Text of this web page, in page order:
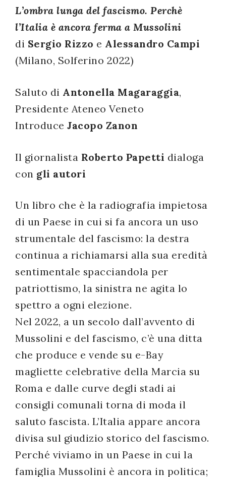
L’ombra lunga del fascismo. Perchè
l’Italia è ancora ferma a Mussolini
di Sergio Rizzo e Alessandro Campi
(Milano, Solferino 2022)
Saluto di Antonella Magaraggia,
Presidente Ateneo Veneto
Introduce Jacopo Zanon
Il giornalista Roberto Papetti dialoga
con gli autori
Un libro che è la radiografia impietosa
di un Paese in cui si fa ancora un uso
strumentale del fascismo: la destra
continua a richiamarsi alla sua eredità
sentimentale spacciandola per
patriottismo, la sinistra ne agita lo
spettro a ogni elezione.
Nel 2022, a un secolo dall’avvento di
Mussolini e del fascismo, c’è una ditta
che produce e vende su e-Bay
magliette celebrative della Marcia su
Roma e dalle curve degli stadi ai
consigli comunali torna di moda il
saluto fascista. L’Italia appare ancora
divisa sul giudizio storico del fascismo.
Perché viviamo in un Paese in cui la
famiglia Mussolini è ancora in politica;
Registrazione
avvenuta con
successo!